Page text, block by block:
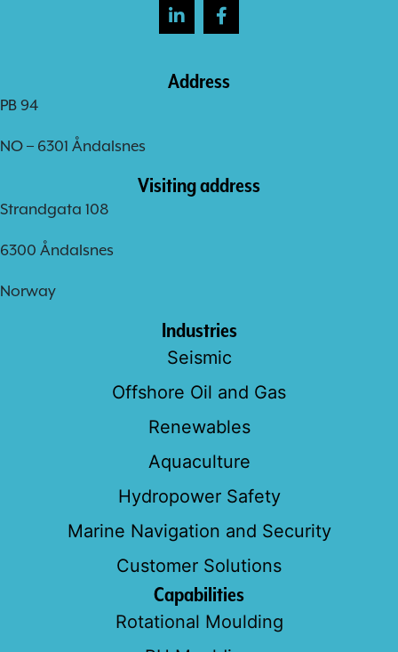
Address
PB 94
NO – 6301 Åndalsnes
Visiting address
Strandgata 108
6300 Åndalsnes
Norway
Industries
Seismic
Offshore Oil and Gas
Renewables
Aquaculture
Hydropower Safety
Marine Navigation and Security
Customer Solutions
Capabilities
Rotational Moulding